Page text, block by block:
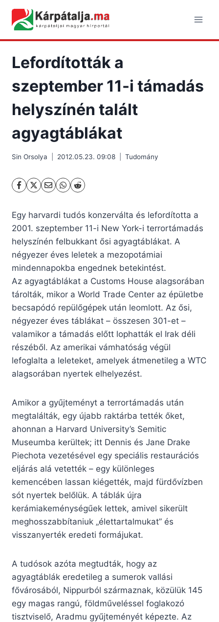
content
Lefordították a
szeptember 11-i támadás
helyszínén talált
agyagtáblákat
Sin Orsolya 2012.05.23. 09:08 Tudomány
Egy harvardi tudós konzerválta és lefordította a
2001. szeptember 11-i New York-i terrortámadás
helyszínén felbukkant ősi agyagtáblákat. A
négyezer éves leletek a mezopotámiai
mindennapokba engednek betekintést.
Az agyagtáblákat a Customs House alagsorában
tárolták, mikor a World Trade Center az épületbe
becsapódó repülőgépek után leomlott. Az ősi,
négyezer éves táblákat – összesen 301-et –
valamikor a támadás előtt lophatták el Irak déli
részéből. Az amerikai vámhatóság végül
lefoglalta a leleteket, amelyek átmenetileg a WTC
alagsorában nyertek elhelyezést.
Amikor a gyűjteményt a terrortámadás után
megtalálták, egy újabb raktárba tették őket,
ahonnan a Harvard University’s Semitic
Museumba kerültek; itt Dennis és Jane Drake
Piechota vezetésével egy speciális restaurációs
eljárás alá vetették – egy különleges
kemencében lassan kiégették, majd fürdővízben
sót nyertek belőlük. A táblák újra
kerámiakeménységűek lettek, amivel sikerült
meghosszabbítaniuk „élettartalmukat” és
visszanyerték eredeti formájukat.
A tudósok azóta megtudták, hogy az
agyagtáblák eredetileg a sumerok vallási
fővárosából, Nippurból származnak, közülük 145
egy magas rangú, földműveléssel foglakozó
tisztviselő, Aradmu gyűjteményét képezte. Az